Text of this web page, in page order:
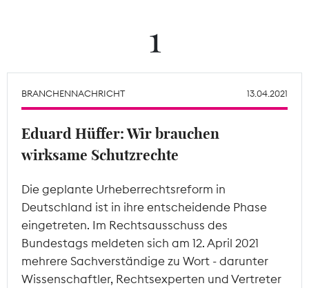
Mitgliederbereich
1
BRANCHENNACHRICHT 13.04.2021
Eduard Hüffer: Wir brauchen
wirksame Schutzrechte
Die geplante Urheberrechtsreform in
Deutschland ist in ihre entscheidende Phase
eingetreten. Im Rechtsausschuss des
Bundestags meldeten sich am 12. April 2021
mehrere Sachverständige zu Wort - darunter
Wissenschaftler, Rechtsexperten und Vertreter